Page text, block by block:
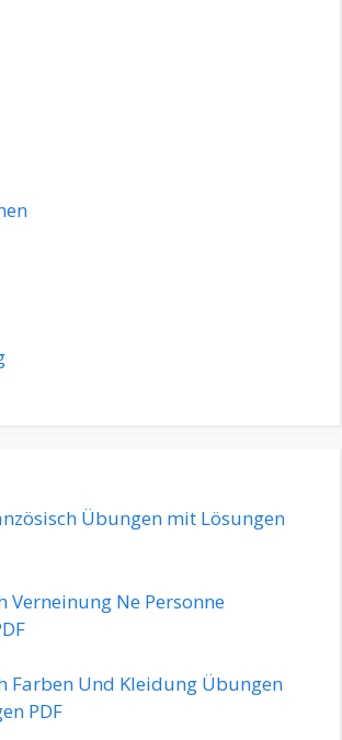
Übungen mit Lösungen
Verneinung Ne Personne
Farben Und Kleidung Übungen
PDF